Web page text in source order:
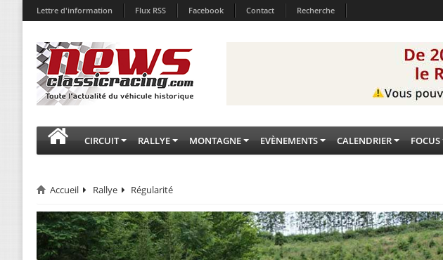
Lettre d'information Flux RSS Facebook Contact Recherche
CIRCUIT RALLYE MONTAGNE EVÈNEMENTS CALENDRIER FOCUS
Accueil Rallye Régularité